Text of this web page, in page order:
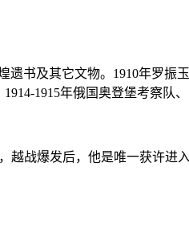
书及其它文物。1910年罗振
1915年俄国奥登堡考察队、
越战爆发后，他是唯一获许进